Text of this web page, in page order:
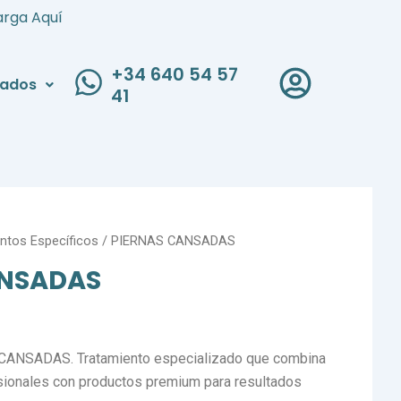
Aquí
+34 640 54 57
41
Específicos / PIERNAS CANSADAS
Tratamiento especializado que combina
con productos premium para resultados